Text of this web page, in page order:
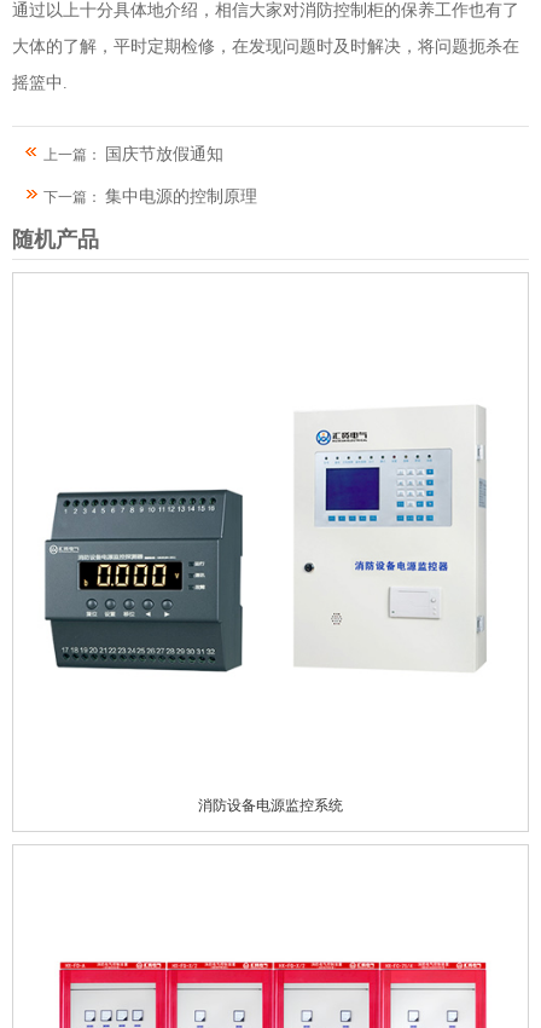
通过以上十分具体地介绍，相信大家对消防控制柜的保养工作也有了
大体的了解，平时定期检修，在发现问题时及时解决，将问题扼杀在
摇篮中.
上一篇： 国庆节放假通知
下一篇： 集中电源的控制原理
随机产品
消防设备电源监控系统